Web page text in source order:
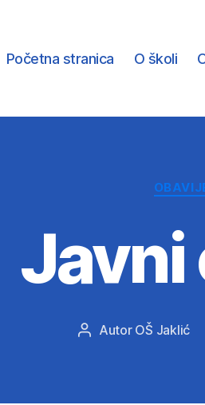
Početna stranica O školi
Javni
AutorAutor OŠ Jaklić